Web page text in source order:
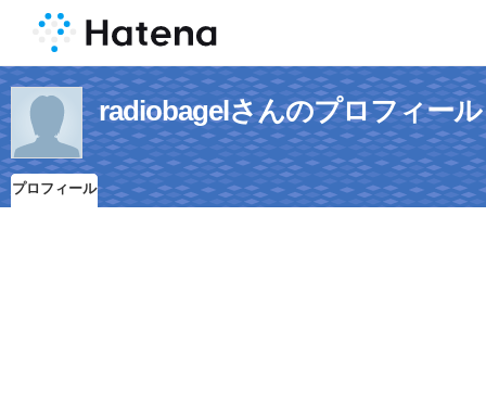
radiobagelさんのプロフィール
プロフィール